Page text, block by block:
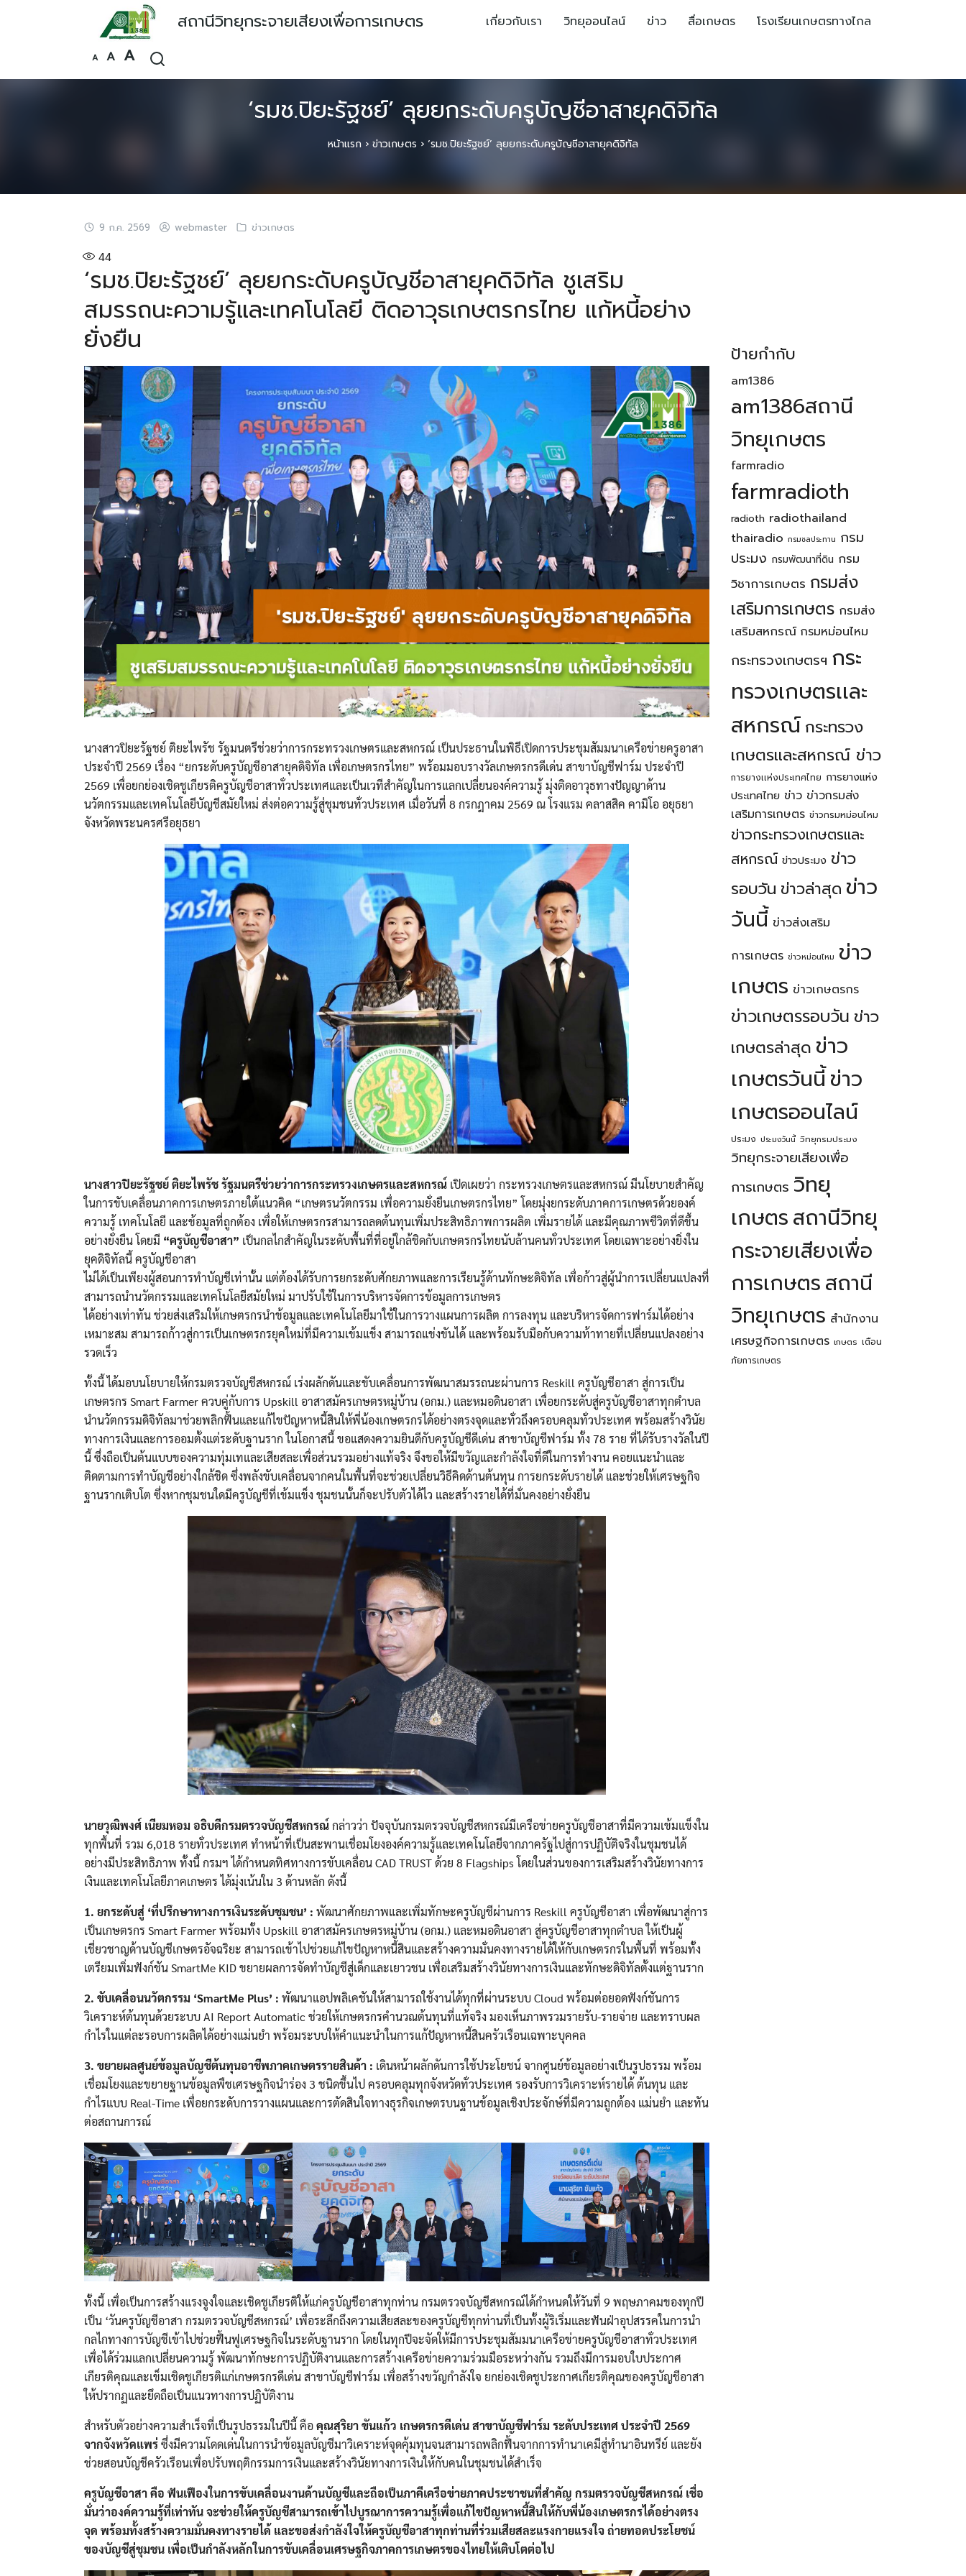
สถานีวิทยุกระจายเสียงเพื่อการเกษตร เกี่ยวกับเรา วิทยุออนไลน์ ข่าว สื่อเกษตร โรงเรียนเกษตรทางไกล
A
Decrease
font
A Reset
font
size.
AIncrease
font
size.
Search
for:
Search
‘รมช.ปิยะรัฐชย์’ ลุยยกระดับครูบัญชีอาสายุคดิจิทัล
หน้าแรก › ข่าวเกษตร › ‘รมช.ปิยะรัฐชย์’ ลุยยกระดับครูบัญชีอาสายุคดิจิทัล
9 ก.ค. 2569 webmaster ข่าวเกษตร
44
‘รมช.ปิยะรัฐชย์’ ลุยยกระดับครูบัญชีอาสายุคดิจิทัล ชูเสริม
สมรรถนะความรู้และเทคโนโลยี ติดอาวุธเกษตรกรไทย แก้หนี้อย่าง
ยั่งยืน
นางสาวปิยะรัฐชย์ ติยะไพรัช รัฐมนตรีช่วยว่าการกระทรวงเกษตรและสหกรณ์ เป็นประธานในพิธีเปิดการประชุมสัมมนาเครือข่ายครูอาสา
ประจำปี 2569 เรื่อง “ยกระดับครูบัญชีอาสายุคดิจิทัล เพื่อเกษตรกรไทย” พร้อมมอบรางวัลเกษตรกรดีเด่น สาขาบัญชีฟาร์ม ประจำปี
2569 เพื่อยกย่องเชิดชูเกียรติครูบัญชีอาสาทั่วประเทศและเป็นเวทีสำคัญในการแลกเปลี่ยนองค์ความรู้ มุ่งติดอาวุธทางปัญญาด้าน
นวัตกรรมและเทคโนโลยีบัญชีสมัยใหม่ ส่งต่อความรู้สู่ชุมชนทั่วประเทศ เมื่อวันที่ 8 กรกฎาคม 2569 ณ โรงแรม คลาสสิค คามิโอ อยุธยา
จังหวัดพระนครศรีอยุธยา
นางสาวปิยะรัฐชย์ ติยะไพรัช รัฐมนตรีช่วยว่าการกระทรวงเกษตรและสหกรณ์ เปิดเผยว่า กระทรวงเกษตรและสหกรณ์ มีนโยบายสำคัญ
ในการขับเคลื่อนภาคการเกษตรภายใต้แนวคิด “เกษตรนวัตกรรม เพื่อความยั่งยืนเกษตรกรไทย” โดยมุ่งยกระดับภาคการเกษตรด้วยองค์
ความรู้ เทคโนโลยี และข้อมูลที่ถูกต้อง เพื่อให้เกษตรกรสามารถลดต้นทุนเพิ่มประสิทธิภาพการผลิต เพิ่มรายได้ และมีคุณภาพชีวิตที่ดีขึ้น
อย่างยั่งยืน โดยมี “ครูบัญชีอาสา” เป็นกลไกสำคัญในระดับพื้นที่ที่อยู่ใกล้ชิดกับเกษตรกรไทยนับล้านคนทั่วประเทศ โดยเฉพาะอย่างยิ่งใน
ยุคดิจิทัลนี้ ครูบัญชีอาสา
ไม่ได้เป็นเพียงผู้สอนการทำบัญชีเท่านั้น แต่ต้องได้รับการยกระดับศักยภาพและการเรียนรู้ด้านทักษะดิจิทัล เพื่อก้าวสู่ผู้นำการเปลี่ยนแปลงที่
สามารถนำนวัตกรรมและเทคโนโลยีสมัยใหม่ มาปรับใช้ในการบริหารจัดการข้อมูลการเกษตร
ได้อย่างเท่าทัน ช่วยส่งเสริมให้เกษตรกรนำข้อมูลและเทคโนโลยีมาใช้ในการวางแผนการผลิต การลงทุน และบริหารจัดการฟาร์มได้อย่าง
เหมาะสม สามารถก้าวสู่การเป็นเกษตรกรยุคใหม่ที่มีความเข้มแข็ง สามารถแข่งขันได้ และพร้อมรับมือกับความท้าทายที่เปลี่ยนแปลงอย่าง
รวดเร็ว
ทั้งนี้ ได้มอบนโยบายให้กรมตรวจบัญชีสหกรณ์ เร่งผลักดันและขับเคลื่อนการพัฒนาสมรรถนะผ่านการ Reskill ครูบัญชีอาสา สู่การเป็น
เกษตรกร Smart Farmer ควบคู่กับการ Upskill อาสาสมัครเกษตรหมู่บ้าน (อกม.) และหมอดินอาสา เพื่อยกระดับสู่ครูบัญชีอาสาทุกตำบล
นำนวัตกรรมดิจิทัลมาช่วยพลิกฟื้นและแก้ไขปัญหาหนี้สินให้พี่น้องเกษตรกรได้อย่างตรงจุดและทั่วถึงครอบคลุมทั่วประเทศ พร้อมสร้างวินัย
ทางการเงินและการออมตั้งแต่ระดับฐานราก ในโอกาสนี้ ขอแสดงความยินดีกับครูบัญชีดีเด่น สาขาบัญชีฟาร์ม ทั้ง 78 ราย ที่ได้รับรางวัลในปี
นี้ ซึ่งถือเป็นต้นแบบของความทุ่มเทและเสียสละเพื่อส่วนรวมอย่างแท้จริง จึงขอให้มีขวัญและกำลังใจที่ดีในการทำงาน คอยแนะนำและ
ติดตามการทำบัญชีอย่างใกล้ชิด ซึ่งพลังขับเคลื่อนจากคนในพื้นที่จะช่วยเปลี่ยนวิธีคิดด้านต้นทุน การยกระดับรายได้ และช่วยให้เศรษฐกิจ
ฐานรากเติบโต ซึ่งหากชุมชนใดมีครูบัญชีที่เข้มแข็ง ชุมชนนั้นก็จะปรับตัวได้ไว และสร้างรายได้ที่มั่นคงอย่างยั่งยืน
นายวุฒิพงศ์ เนียมหอม อธิบดีกรมตรวจบัญชีสหกรณ์กล่าวว่า ปัจจุบันกรมตรวจบัญชีสหกรณ์มีเครือข่ายครูบัญชีอาสาที่มีความเข้มแข็งใน
ทุกพื้นที่ รวม 6,018 รายทั่วประเทศ ทำหน้าที่เป็นสะพานเชื่อมโยงองค์ความรู้และเทคโนโลยีจากภาครัฐไปสู่การปฏิบัติจริงในชุมชนได้
อย่างมีประสิทธิภาพ ทั้งนี้ กรมฯ ได้กำหนดทิศทางการขับเคลื่อน CAD TRUST ด้วย 8 Flagships โดยในส่วนของการเสริมสร้างวินัยทางการ
เงินและเทคโนโลยีภาคเกษตร ได้มุ่งเน้นใน 3 ด้านหลัก ดังนี้
1. ยกระดับสู่ ‘ที่ปรึกษาทางการเงินระดับชุมชน’ : พัฒนาศักยภาพและเพิ่มทักษะครูบัญชีผ่านการ Reskill ครูบัญชีอาสา เพื่อพัฒนาสู่การ
เป็นเกษตรกร Smart Farmer พร้อมทั้ง Upskill อาสาสมัครเกษตรหมู่บ้าน (อกม.) และหมอดินอาสา สู่ครูบัญชีอาสาทุกตำบล ให้เป็นผู้
เชี่ยวชาญด้านบัญชีเกษตรอัจฉริยะ สามารถเข้าไปช่วยแก้ไขปัญหาหนี้สินและสร้างความมั่นคงทางรายได้ให้กับเกษตรกรในพื้นที่ พร้อมทั้ง
เตรียมเพิ่มฟังก์ชัน SmartMe KID ขยายผลการจัดทำบัญชีสู่เด็กและเยาวชน เพื่อเสริมสร้างวินัยทางการเงินและทักษะดิจิทัลตั้งแต่ฐานราก
2. ขับเคลื่อนนวัตกรรม ‘SmartMe Plus’ : พัฒนาแอปพลิเคชันให้สามารถใช้งานได้ทุกที่ผ่านระบบ Cloud พร้อมต่อยอดฟังก์ชันการ
วิเคราะห์ต้นทุนด้วยระบบ AI Report Automatic ช่วยให้เกษตรกรคำนวณต้นทุนที่แท้จริง มองเห็นภาพรวมรายรับ-รายจ่าย และทราบผล
กำไรในแต่ละรอบการผลิตได้อย่างแม่นยำ พร้อมระบบให้คำแนะนำในการแก้ปัญหาหนี้สินครัวเรือนเฉพาะบุคคล
3. ขยายผลศูนย์ข้อมูลบัญชีต้นทุนอาชีพภาคเกษตรรายสินค้า : เดินหน้าผลักดันการใช้ประโยชน์ จากศูนย์ข้อมูลอย่างเป็นรูปธรรม พร้อม
เชื่อมโยงและขยายฐานข้อมูลพืชเศรษฐกิจนำร่อง 3 ชนิดขึ้นไป ครอบคลุมทุกจังหวัดทั่วประเทศ รองรับการวิเคราะห์รายได้ ต้นทุน และ
กำไรแบบ Real-Time เพื่อยกระดับการวางแผนและการตัดสินใจทางธุรกิจเกษตรบนฐานข้อมูลเชิงประจักษ์ที่มีความถูกต้อง แม่นยำ และทัน
ต่อสถานการณ์
ทั้งนี้ เพื่อเป็นการสร้างแรงจูงใจและเชิดชูเกียรติให้แก่ครูบัญชีอาสาทุกท่าน กรมตรวจบัญชีสหกรณ์ได้กำหนดให้วันที่ 9 พฤษภาคมของทุกปี
เป็น ‘วันครูบัญชีอาสา กรมตรวจบัญชีสหกรณ์’ เพื่อระลึกถึงความเสียสละของครูบัญชีทุกท่านที่เป็นทั้งผู้ริเริ่มและฟันฝ่าอุปสรรคในการนำ
กลไกทางการบัญชีเข้าไปช่วยฟื้นฟูเศรษฐกิจในระดับฐานราก โดยในทุกปีจะจัดให้มีการประชุมสัมมนาเครือข่ายครูบัญชีอาสาทั่วประเทศ
เพื่อได้ร่วมแลกเปลี่ยนความรู้ พัฒนาทักษะการปฏิบัติงานและการสร้างเครือข่ายความร่วมมือระหว่างกัน รวมถึงมีการมอบใบประกาศ
เกียรติคุณและเข็มเชิดชูเกียรติแก่เกษตรกรดีเด่น สาขาบัญชีฟาร์ม เพื่อสร้างขวัญกำลังใจ ยกย่องเชิดชูประกาศเกียรติคุณของครูบัญชีอาสา
ให้ปรากฏและยึดถือเป็นแนวทางการปฏิบัติงาน
สำหรับตัวอย่างความสำเร็จที่เป็นรูปธรรมในปีนี้ คือคุณสุริยา ขันแก้ว เกษตรกรดีเด่น สาขาบัญชีฟาร์ม ระดับประเทศ ประจำปี 2569
จากจังหวัดแพร่ซึ่งมีความโดดเด่นในการนำข้อมูลบัญชีมาวิเคราะห์จุดคุ้มทุนจนสามารถพลิกฟื้นจากการทำนาเคมีสู่ทำนาอินทรีย์ และยัง
ช่วยสอนบัญชีครัวเรือนเพื่อปรับพฤติกรรมการเงินและสร้างวินัยทางการเงินให้กับคนในชุมชนได้สำเร็จ
ครูบัญชีอาสา คือ ฟันเฟืองในการขับเคลื่อนงานด้านบัญชีและถือเป็นภาคีเครือข่ายภาคประชาชนที่สำคัญ กรมตรวจบัญชีสหกรณ์ เชื่อ
มั่นว่าองค์ความรู้ที่เท่าทัน จะช่วยให้ครูบัญชีสามารถเข้าไปบูรณาการความรู้เพื่อแก้ไขปัญหาหนี้สินให้กับพี่น้องเกษตรกรได้อย่างตรง
จุด พร้อมทั้งสร้างความมั่นคงทางรายได้ และขอส่งกำลังใจให้ครูบัญชีอาสาทุกท่านที่ร่วมเสียสละแรงกายแรงใจ ถ่ายทอดประโยชน์
ของบัญชีสู่ชุมชน เพื่อเป็นกำลังหลักในการขับเคลื่อนเศรษฐกิจภาคการเกษตรของไทยให้เติบโตต่อไป
ป้ายกำกับ
am1386
am1386สถานี
วิทยุเกษตร
farmradio
farmradioth
radioth radiothailand
thairadio กรมชลประทาน กรม
ประมง กรมพัฒนาที่ดิน กรม
วิชาการเกษตร กรมส่ง
เสริมการเกษตร กรมส่ง
เสริมสหกรณ์ กรมหม่อนไหม
กระทรวงเกษตรฯ กระ
ทรวงเกษตรเเละ
สหกรณ์ กระทรวง
เกษตรเเละสหกรณ์ ข่าว
การยางเเห่งประเทศไทย การยางแห่ง
ประเทศไทย ข่าว ข่าวกรมส่ง
เสริมการเกษตร ข่าวกรมหม่อนไหม
ข่าวกระทรวงเกษตรเเละ
สหกรณ์ ข่าวประมง ข่าว
รอบวัน ข่าวล่าสุด ข่าว
วันนี้ ข่าวส่งเสริม
การเกษตร ข่าวหม่อนไหม ข่าว
เกษตร ข่าวเกษตรกร
ข่าวเกษตรรอบวัน ข่าว
เกษตรล่าสุด ข่าว
เกษตรวันนี้ ข่าว
เกษตรออนไลน์
ประมง ประมงวันนี้ วิทยุกรมประมง
วิทยุกระจายเสียงเพื่อ
การเกษตร วิทยุ
เกษตรสถานีวิทยุ
กระจายเสียงเพื่อ
การเกษตรสถานี
วิทยุเกษตร สำนักงาน
เศรษฐกิจการเกษตร เกษตร เตือน
ภัยการเกษตร